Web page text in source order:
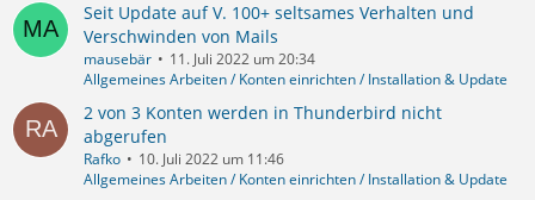
Seit Update auf V. 100+ seltsames Verhalten und
Verschwinden von Mails
mausebär
11. Juli 2022 um 20:34
Allgemeines Arbeiten / Konten einrichten / Installation & Update
2 von 3 Konten werden in Thunderbird nicht
abgerufen
Rafko
10. Juli 2022 um 11:46
Allgemeines Arbeiten / Konten einrichten / Installation & Update